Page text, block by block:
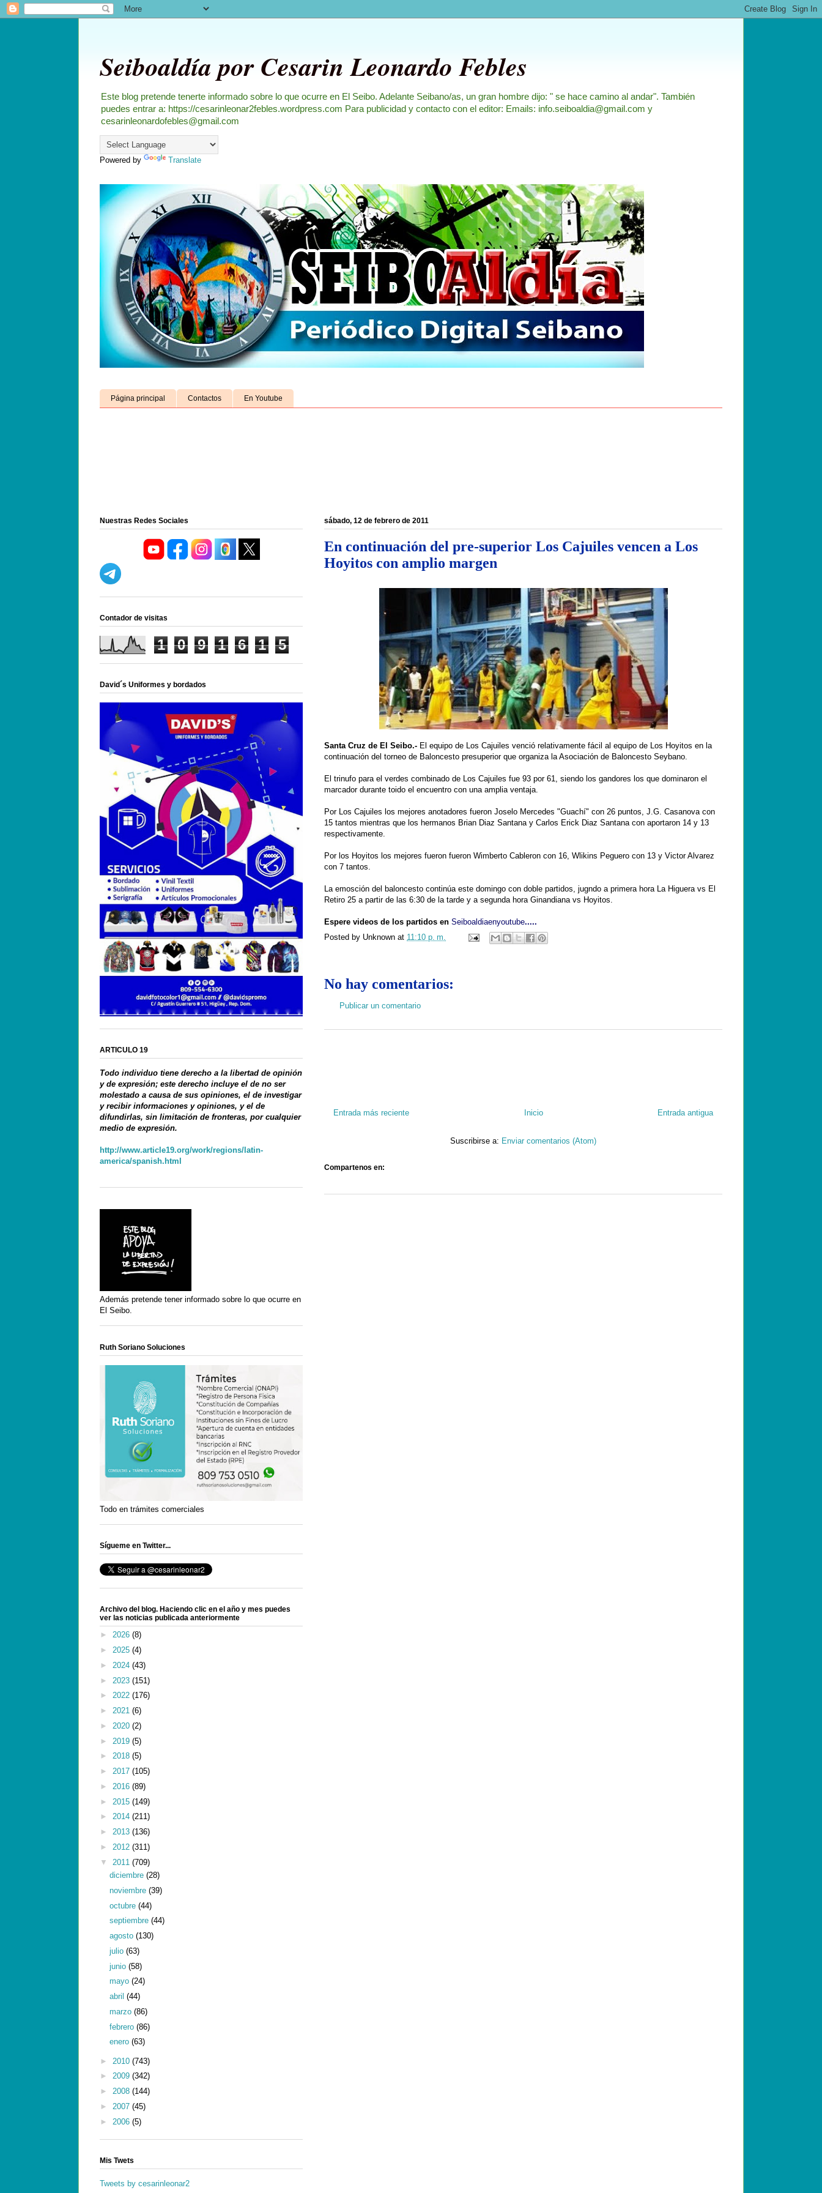
Seiboaldía por Cesarin Leonardo Febles
Este blog pretende tenerte informado sobre lo que ocurre en El Seibo. Adelante Seibano/as, un gran hombre dijo: " se hace camino al andar". También
puedes entrar a: https://cesarinleonar2febles.wordpress.com Para publicidad y contacto con el editor: Emails: info.seiboaldia@gmail.com y
cesarinleonardofebles@gmail.com
Powered by Translate
Página principal Contactos En Youtube
sábado, 12 de febrero de 2011
En continuación del pre-superior Los Cajuiles vencen a Los
Hoyitos con amplio margen
Santa Cruz de El Seibo.- El equipo de Los Cajuiles venció relativamente fácil al equipo de Los Hoyitos en la
continuación del torneo de Baloncesto presuperior que organiza la Asociación de Baloncesto Seybano.
El trinufo para el verdes combinado de Los Cajuiles fue 93 por 61, siendo los gandores los que dominaron el
marcador durante toido el encuentro con una amplia ventaja.
Por Los Cajuiles los mejores anotadores fueron Joselo Mercedes "Guachí" con 26 puntos, J.G. Casanova con
15 tantos mientras que los hermanos Brian Diaz Santana y Carlos Erick Diaz Santana con aportaron 14 y 13
respectivamente.
Por los Hoyitos los mejores fueron fueron Wimberto Cableron con 16, Wlikins Peguero con 13 y Victor Alvarez
con 7 tantos.
La emosción del baloncesto continúa este domingo con doble partidos, jugndo a primera hora La Higuera vs El
Retiro 25 a partir de las 6:30 de la tarde y a segunda hora Ginandiana vs Hoyitos.
Espere videos de los partidos en Seiboaldiaenyoutube.....
Posted by Unknown at 11:10 p. m.
No hay comentarios:
Publicar un comentario
Entrada más reciente Entrada antigua
Inicio
Suscribirse a: Enviar comentarios (Atom)
Compartenos en:
Nuestras Redes Sociales
Contador de visitas
1 0 9 1 6 1 5
David´s Uniformes y bordados
ARTICULO 19
Todo individuo tiene derecho a la libertad de opinión
y de expresión; este derecho incluye el de no ser
molestado a causa de sus opiniones, el de investigar
y recibir informaciones y opiniones, y el de
difundirlas, sin limitación de fronteras, por cualquier
medio de expresión.
http://www.article19.org/work/regions/latin-
america/spanish.html
Además pretende tener informado sobre lo que ocurre en
El Seibo.
Ruth Soriano Soluciones
Todo en trámites comerciales
Sígueme en Twitter...
Archivo del blog. Haciendo clic en el año y mes puedes
ver las noticias publicada anteriormente
► 2026 (8)
► 2025 (4)
► 2024 (43)
► 2023 (151)
► 2022 (176)
► 2021 (6)
► 2020 (2)
► 2019 (5)
► 2018 (5)
► 2017 (105)
► 2016 (89)
► 2015 (149)
► 2014 (211)
► 2013 (136)
► 2012 (311)
▼ 2011 (709)
diciembre (28)
noviembre (39)
octubre (44)
septiembre (44)
agosto (130)
julio (63)
junio (58)
mayo (24)
abril (44)
marzo (86)
febrero (86)
enero (63)
► 2010 (743)
► 2009 (342)
► 2008 (144)
► 2007 (45)
► 2006 (5)
Mis Twets
Tweets by cesarinleonar2